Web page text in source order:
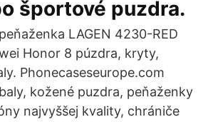
športové puzdra.
LAGEN 4230-RED
Honor 8 púzdra, kryty,
Phonecaseseurope.com
kožené puzdra, peňaženky
najvyššej kvality, chrániče